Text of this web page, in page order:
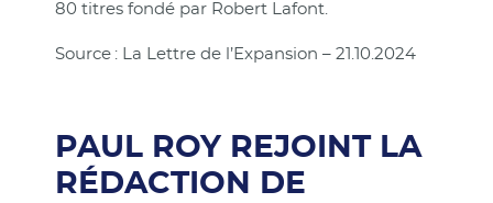
80 titres fondé par Robert Lafont.
Source : La Lettre de l’Expansion – 21.10.2024
PAUL ROY REJOINT LA
RÉDACTION DE